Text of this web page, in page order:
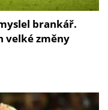
brankář.
velké změny